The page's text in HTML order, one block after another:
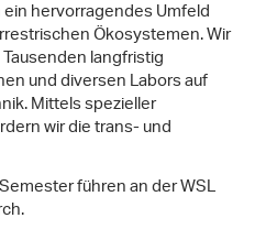
hervorragendes Umfeld
Ökosystemen. Wir
langfristig
und diversen Labors auf
Mittels spezieller
wir die trans- und
führen an der WSL